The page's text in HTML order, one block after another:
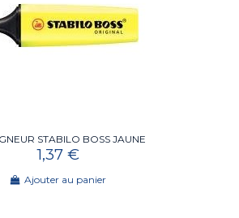
STABILO BOSS JAUNE
1,37 €
Ajouter au panier